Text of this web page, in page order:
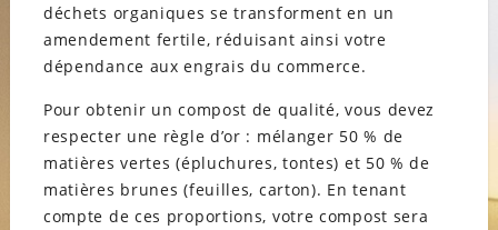
déchets organiques se transforment en un
amendement fertile, réduisant ainsi votre
dépendance aux engrais du commerce.
Pour obtenir un compost de qualité, vous devez
respecter une règle d’or : mélanger 50 % de
matières vertes (épluchures, tontes) et 50 % de
matières brunes (feuilles, carton). En tenant
compte de ces proportions, votre compost sera